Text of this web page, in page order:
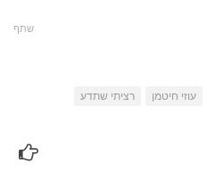
שתף
עוזי חיטמן רציתי שתדע